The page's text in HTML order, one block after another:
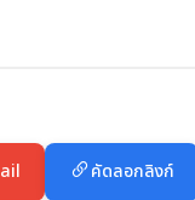
คัดลอกลิงก์